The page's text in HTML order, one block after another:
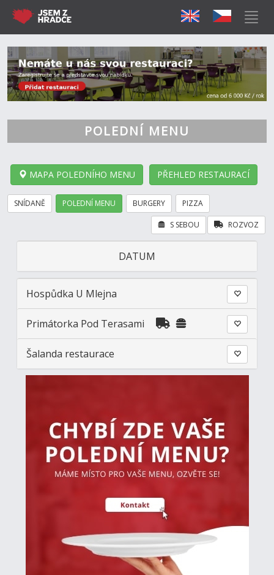
POLEDNÍ MENU
MAPA POLEDNÍHO MENU PŘEHLED RESTAURACÍ
SNÍDANĚ POLEDNÍ MENU BURGERY PIZZA
ROZVOZ
S SEBOU
DATUM
Hospůdka U Mlejna
Primátorka Pod Terasami
Šalanda restaurace